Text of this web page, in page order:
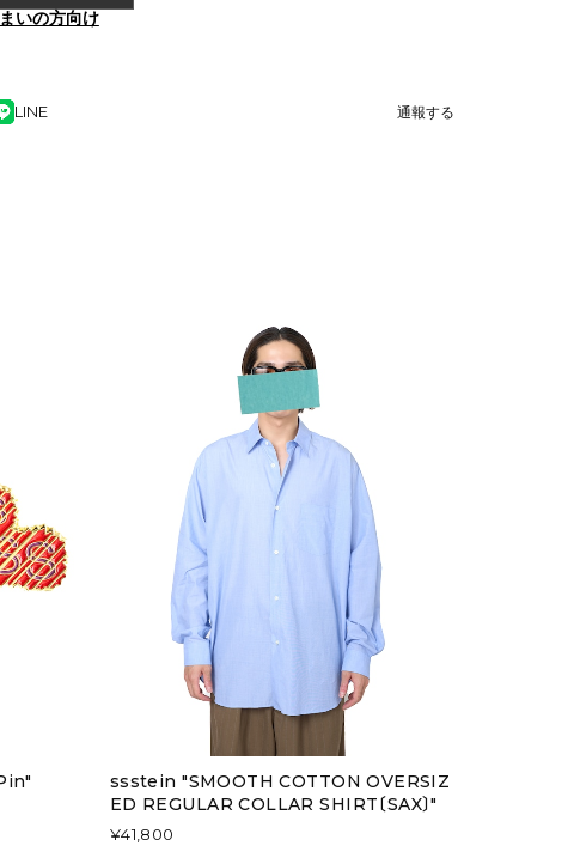
いの方向け
LINE 通報する
ssstein "SMOOTH COTTON OVERSIZ
ED REGULAR COLLAR SHIRT〔SAX〕"
¥41,800